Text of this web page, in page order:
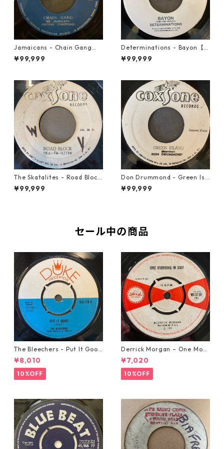
Jamaicans - Chain Gang【7
-21911】
¥99,999
Determinations - Bayon【7-
21865】
¥99,999
The Skatalites - Road Block
【7-21996】
¥99,999
Don Drummond - Green Isl
and【7-22018】
¥99,999
セール中の商品
The Bleechers - Put It Good
【7-21637】
¥8,010
10%OFF
Derrick Morgan – One Morn
ing In May【7-21653】
¥7,020
10%OFF